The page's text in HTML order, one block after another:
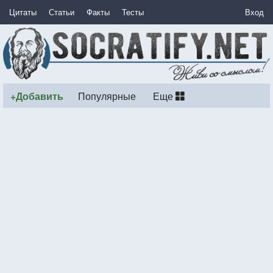
Цитаты Статьи Факты Тесты Вход
+Добавить Популярные Еще